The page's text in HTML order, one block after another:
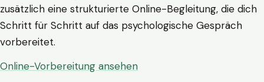
zusätzlich eine strukturierte Online-Begleitung, die dich
Schritt für Schritt auf das psychologische Gespräch
vorbereitet.
Online-Vorbereitung ansehen